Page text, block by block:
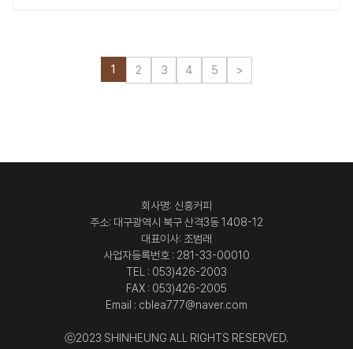
1 2 3 4 5 >
회사명: 신흥커피
주소: 대구광역시 북구 산격3동 1408-12
대표이사: 조범래
사업자등록번호 : 281-33-00010
TEL : 053)426-2003
FAX : 053)426-2005
Email : cblea777@naver.com
ⓒ2023 SHINHEUNG ALL RIGHTS RESERVED.